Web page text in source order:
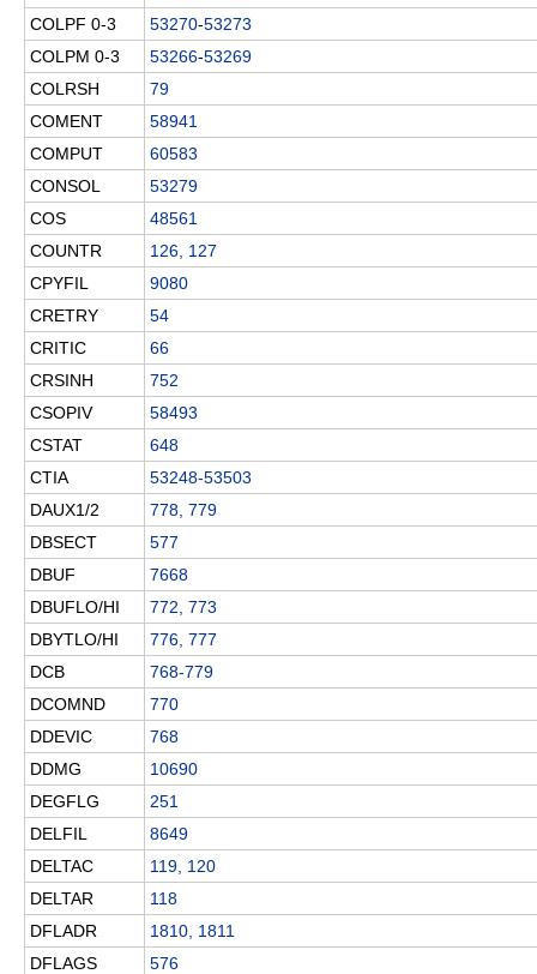
COLPF 0-3
53270-53273
COLPM 0-3
53266-53269
COLRSH
79
COMENT
58941
COMPUT
60583
CONSOL
53279
COS
48561
COUNTR
126, 127
CPYFIL
9080
CRETRY
54
CRITIC
66
CRSINH
752
CSOPIV
58493
CSTAT
648
CTIA
53248-53503
DAUX1/2
778, 779
DBSECT
577
DBUF
7668
DBUFLO/HI
772, 773
DBYTLO/HI
776, 777
DCB
768-779
DCOMND
770
DDEVIC
768
DDMG
10690
DEGFLG
251
DELFIL
8649
DELTAC
119, 120
DELTAR
118
DFLADR
1810, 1811
DFLAGS
576